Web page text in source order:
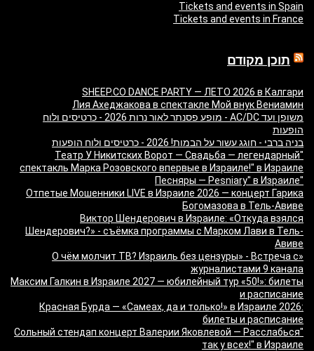
Tickets and events in Spain
Tickets and events in France
תוכן מקודם
SHEEP.CO DANCE PARTY — ЛЕТО 2026 в Калгари
Лия Ахеджакова в спектакле Мой внук Вениамин
משופן ועד AC/DC - מופע פסנתר לאור נרות 2026 - כרטיסים ולוח
הופעות
בניה ברבי - חוגג עשור על הבמות! 2026 - כרטיסים ולוח הופעות
"Театр У Никитских Ворот — Свадьба — легендарный
спектакль Марка Розовского впервые в Израиле!" в Израиле
"Песняры — Pesniary" в Израиле
Отпетые Мошенники LIVE в Израиле 2026 — концерт Гарика
Богомазова в Тель-Авиве
Виктор Шендерович в Израиле: «Откуда взялся
Шендерович?» - съёмка программы с Марком Лави в Тель-
Авиве
«О чём молчит ТВ? Израиль без цензуры» - Встреча с
журналистами 9 канала
Максим Галкин в Израиле 2027 — юбилейный тур «50!»: билеты
и расписание
Красная Бурда — «Самеах, да и только!» в Израиле 2026:
билеты и расписание
"Сольный стендап концерт Валерии Яковлевой — Расслабься
так у всех!" в Израиле